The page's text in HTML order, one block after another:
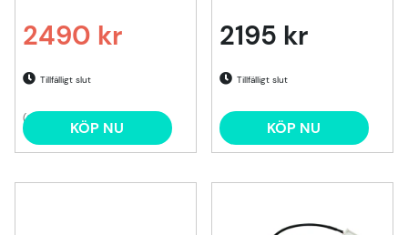
2490 kr
Ordinarie pris:
Tillfälligt slut
(3) KÖP NU
2195 kr
Tillfälligt slut
KÖP NU